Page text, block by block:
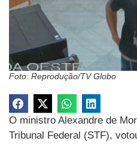
Foto: Reprodução/TV Globo
O ministro Alexandre de
Tribunal Federal (STF),